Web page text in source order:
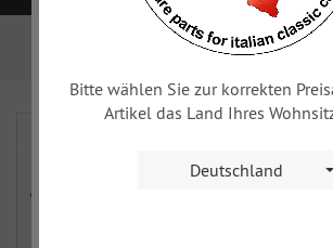
Spider & Spider Veloce -
Armaturenbrett, Aschenbecher
Bitte wählen Sie zur korrekten
Artikel das Land Ihres
Deutschland